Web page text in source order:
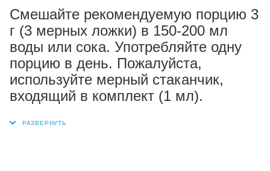
Смешайте рекомендуемую порцию 3
г (3 мерных ложки) в 150-200 мл
воды или сока. Употребляйте одну
порцию в день. Пожалуйста,
используйте мерный стаканчик,
входящий в комплект (1 мл).